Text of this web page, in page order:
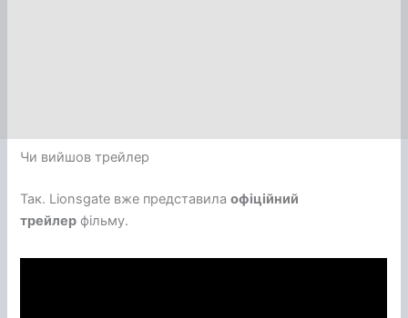
Чи вийшов трейлер
Так. Lionsgate вже представилаофіційний
трейлер фільму.